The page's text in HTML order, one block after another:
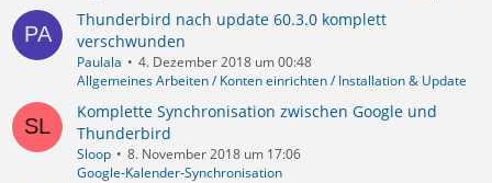
Thunderbird nach update 60.3.0 komplett
verschwunden
Paulala
4. Dezember 2018 um 00:48
Allgemeines Arbeiten / Konten einrichten / Installation & Update
Komplette Synchronisation zwischen Google und
Thunderbird
Sloop
8. November 2018 um 17:06
Google-Kalender-Synchronisation